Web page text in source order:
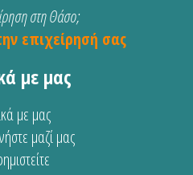
στη Θάσο;
επιχείρησή σας
με μας
με μας
μαζί μας